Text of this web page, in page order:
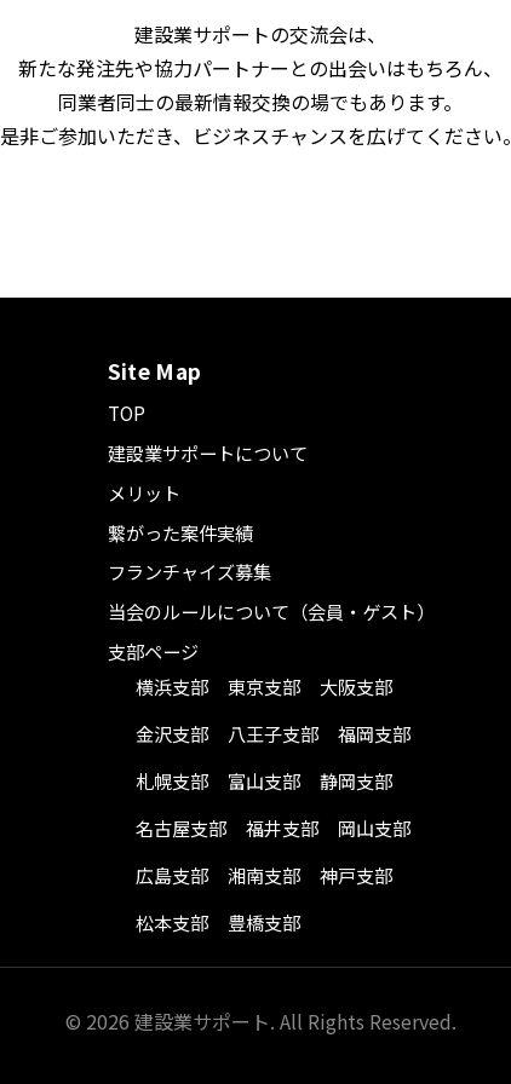
建設業サポートの交流会は、
新たな発注先や協力パートナーとの出会いはもちろん、
同業者同士の最新情報交換の場でもあります。
是非ご参加いただき、ビジネスチャンスを広げてください。
Site Map
TOP
建設業サポートについて
メリット
繋がった案件実績
フランチャイズ募集
当会のルールについて（会員・ゲスト）
支部ページ
横浜支部
東京支部
大阪支部
金沢支部
八王子支部
福岡支部
札幌支部
富山支部
静岡支部
名古屋支部
福井支部
岡山支部
広島支部
湘南支部
神戸支部
松本支部
豊橋支部
© 2026 建設業サポート. All Rights Reserved.